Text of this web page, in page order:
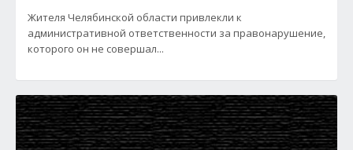
Жителя Челябинской области привлекли к
административной ответственности за правонарушение,
которого он не совершал...